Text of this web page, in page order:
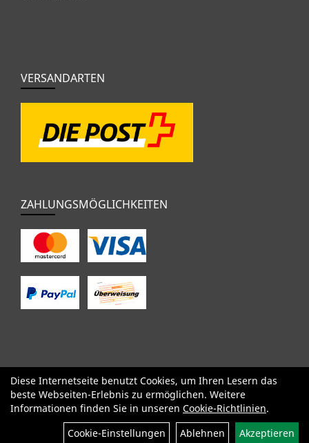
VERSANDARTEN
ZAHLUNGSMÖGLICHKEITEN
SALE Specialized Factor Cervélo BMC Orbea
Yeti
Pinarello
OPEN Kids / BMX Komponenten
Bekleidung
Zubehör
Sale
Diese Internetseite benutzt Cookies, um Ihren Lesern das
beste Webseiten-Erlebnis zu ermöglichen. Weitere
Informationen finden Sie in unseren Cookie-Richtlinien.
Cookie-Einstellungen
Ablehnen Akzeptieren